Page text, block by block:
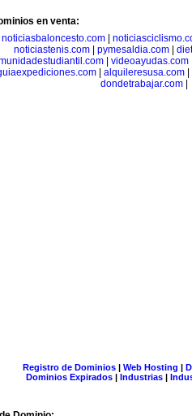
en venta:
noticiasbaloncesto.com
noticiastenis.com
pymesaldia.com
| videoayudas.com
| alquileresusa.com|
dondetrabajar.com
Registro de Dominios| Web Hosting |
Dominios Expirados | Industrias |